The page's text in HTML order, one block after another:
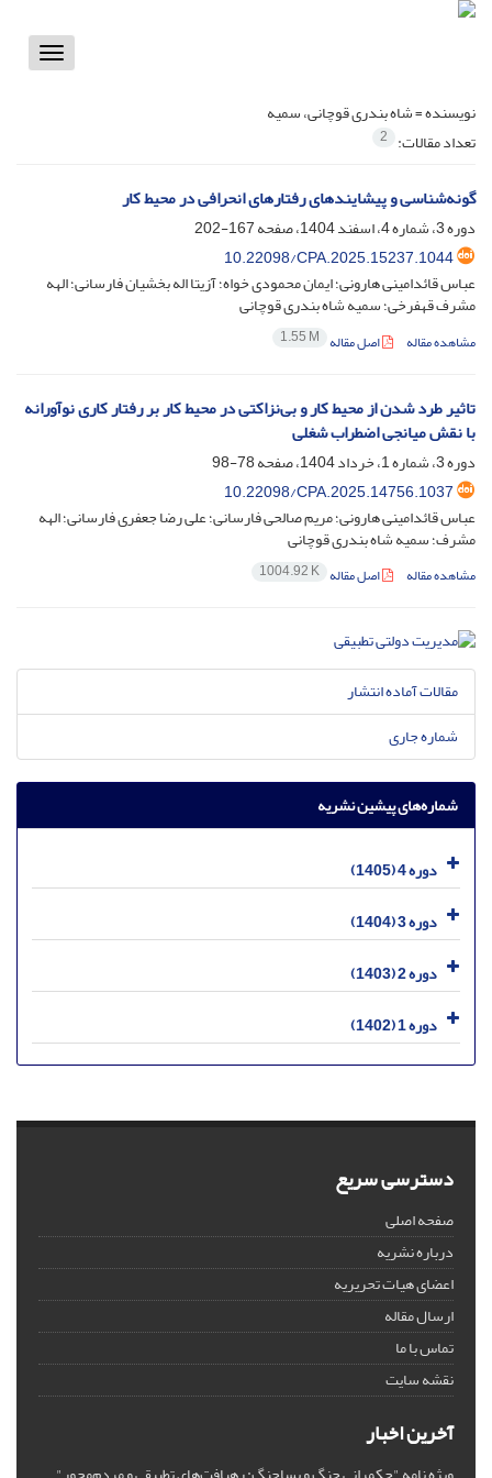
Toggle
نویسنده =شاه بندری قوچانی، سمیه
تعداد مقالات: 2
گونه‌شناسی و پیشایندهای رفتارهای انحرافی در محیط کار
دوره 3، شماره 4، اسفند 1404، صفحه
167-202
10.22098/CPA.2025.15237.1044
عباس قائدامینی هارونی؛ ایمان محمودی خواه؛ آزیتا اله بخشیان فارسانی؛ الهه
مشرف قهفرخی؛ سمیه شاه بندری قوچانی
مشاهده مقاله اصل مقاله 1.55 M
تاثیر طرد شدن از محیط کار و بی‌نزاکتی در محیط کار بر رفتار کاری نوآورانه
با نقش میانجی اضطراب شغلی
دوره 3، شماره 1، خرداد 1404، صفحه
78-98
10.22098/CPA.2025.14756.1037
عباس قائدامینی هارونی؛ مریم صالحی فارسانی؛ علی رضا جعفری فارسانی؛ الهه
مشرف؛ سمیه شاه بندری قوچانی
مشاهده مقاله اصل مقاله 1004.92 K
مقالات آماده انتشار
شماره جاری
شماره‌های پیشین نشریه
دوره 4 (1405)
دوره 3 (1404)
دوره 2 (1403)
دوره 1 (1402)
دسترسی سریع
صفحه اصلی
درباره نشریه
اعضای هیات تحریریه
ارسال مقاله
تماس با ما
نقشه سایت
آخرین اخبار